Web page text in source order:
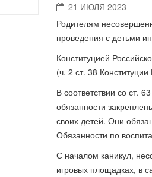
21 ИЮЛЯ 2023
Родителям
проведения с детьми
Конституцией
(ч. 2 ст. 38
В соответствии со ст.
обязанности
своих детей. Они
Обязанности по
С началом каникул,
игровых площадках, в